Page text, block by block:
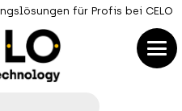
für Profis bei CELO